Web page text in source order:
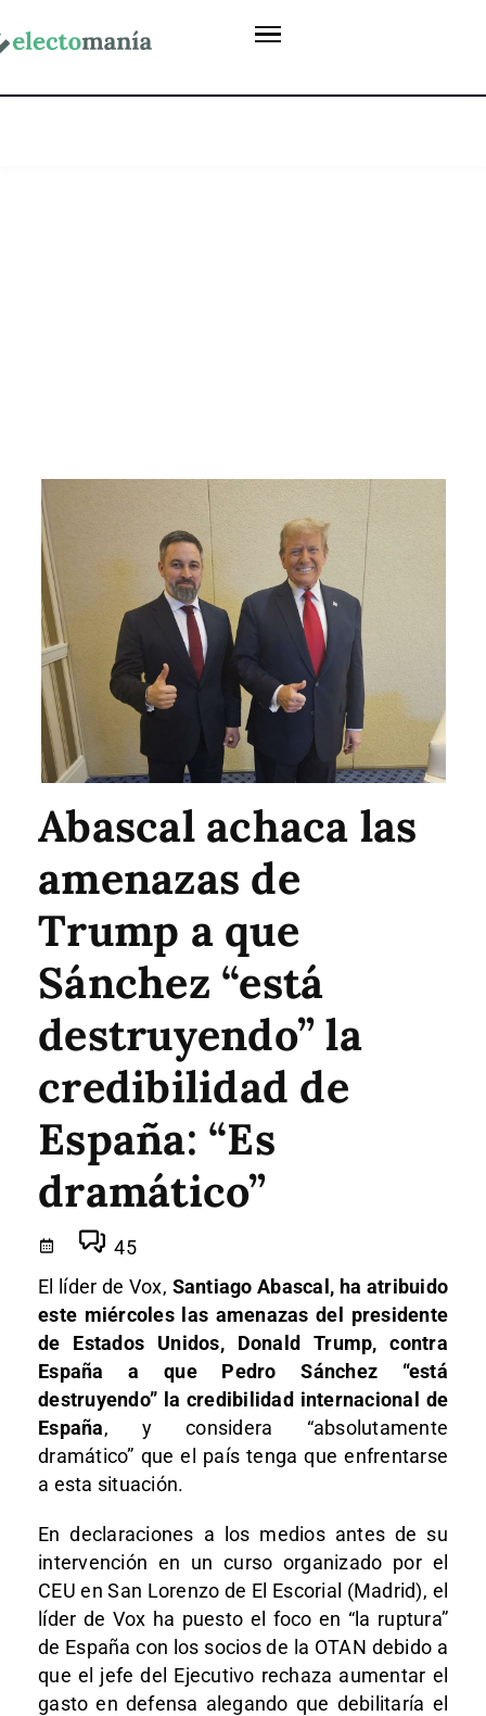
Abascal achaca las
amenazas de
Trump a que
Sánchez “está
destruyendo” la
credibilidad de
España: “Es
dramático”
45
El líder de Vox, Santiago Abascal, ha atribuido
este miércoles las amenazas del presidente
de Estados Unidos, Donald Trump, contra
España a que Pedro Sánchez “está
destruyendo” la credibilidad internacional de
España, y considera “absolutamente
dramático” que el país tenga que enfrentarse
a esta situación.
En declaraciones a los medios antes de su
intervención en un curso organizado por el
CEU en San Lorenzo de El Escorial (Madrid), el
líder de Vox ha puesto el foco en “la ruptura”
de España con los socios de la OTAN debido a
que el jefe del Ejecutivo rechaza aumentar el
gasto en defensa alegando que debilitaría el